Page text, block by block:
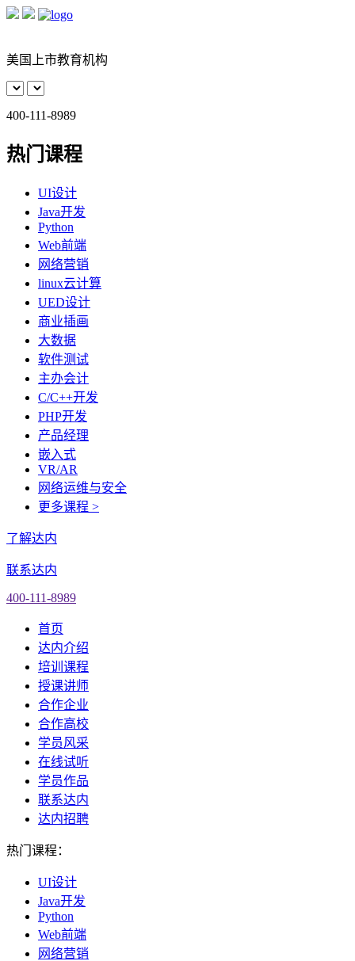
美国上市教育机构
400-111-8989
热门课程
UI设计
Java开发
Python
Web前端
网络营销
linux云计算
UED设计
商业插画
大数据
软件测试
主办会计
C/C++开发
PHP开发
产品经理
嵌入式
VR/AR
网络运维与安全
更多课程 >
了解达内
联系达内
400-111-8989
首页
达内介绍
培训课程
授课讲师
合作企业
合作高校
学员风采
在线试听
学员作品
联系达内
达内招聘
热门课程：
UI设计
Java开发
Python
Web前端
网络营销